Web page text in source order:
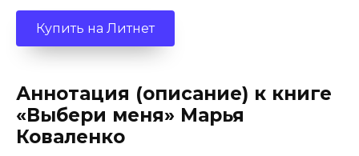
Купить на Литнет
Аннотация (описание) к книге
«Выбери меня» Марья
Коваленко